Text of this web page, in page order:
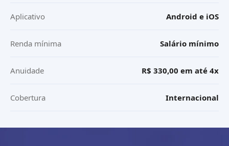
Aplicativo Android e iOS
Renda mínima Salário mínimo
Anuidade R$ 330,00 em até 4x
Cobertura Internacional